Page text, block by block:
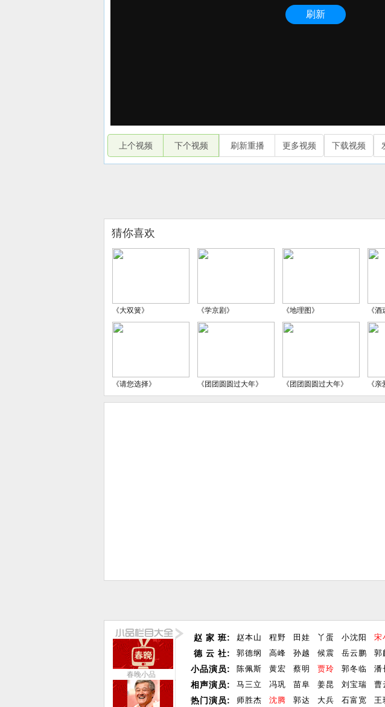
上个视频 下个视频 刷新重播 更多视频 下载视频
猜你喜欢
《大双簧》 《学京剧》 《地理图》 《酒
《请您选择》 《团团圆圆过大年》 《团团圆圆过大年》 《
春晚小品
赵 家 班:
德 云 社:
小品演员:
相声演员:
热门演员:
赵本山 程野 田娃 丫蛋 小沈阳 宋
郭德纲
高峰 孙越 候震 岳云鹏 郭
陈佩斯
黄宏 蔡明 贾玲 郭冬临 潘
马三立
冯巩 苗阜 姜昆 刘宝瑞 曹
师胜杰
沈腾 郭达 大兵 石富宽 王